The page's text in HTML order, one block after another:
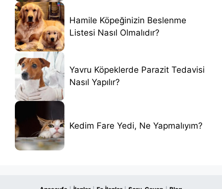
Hamile Köpeğinizin Beslenme
Listesi Nasıl Olmalıdır?
Yavru Köpeklerde Parazit Tedavisi
Nasıl Yapılır?
Kedim Fare Yedi, Ne Yapmalıyım?